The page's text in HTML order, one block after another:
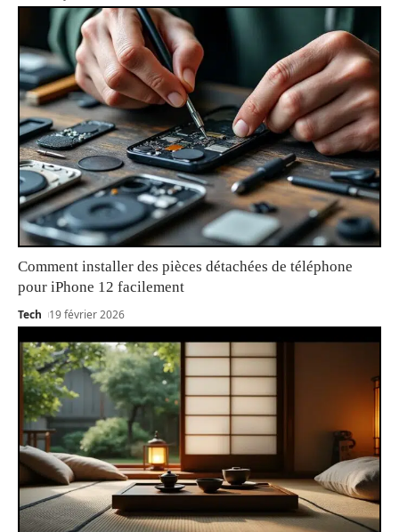
Comment installer des pièces détachées de téléphone
pour iPhone 12 facilement
Tech 19 février 2026